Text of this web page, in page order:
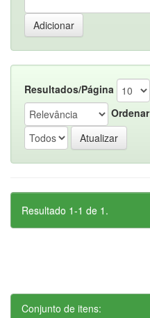
Resultados/Página
Ordenar
Resultado 1-1 de 1.
Conjunto de itens: